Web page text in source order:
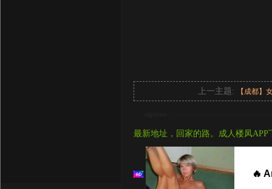
上一主题: 【成都】
最新地址，回家的路。成人楼凤APP
🔥